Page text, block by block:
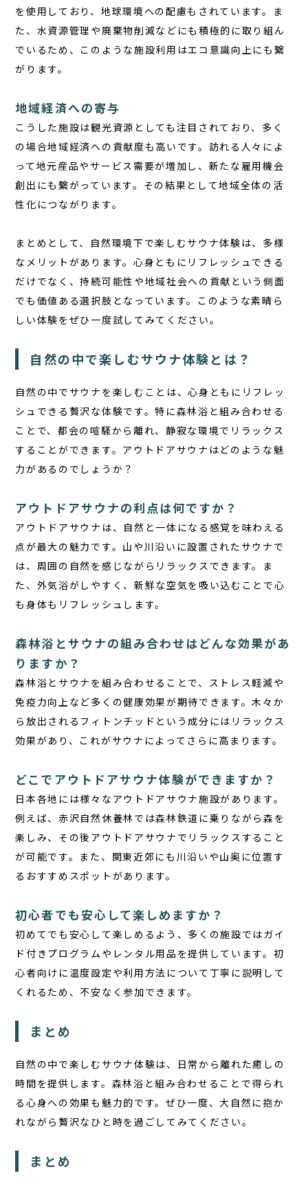
を使用しており、地球環境への配慮もされています。ま
た、水資源管理や廃棄物削減などにも積極的に取り組ん
でいるため、このような施設利用はエコ意識向上にも繋
がります。
地域経済への寄与
こうした施設は観光資源としても注目されており、多く
の場合地域経済への貢献度も高いです。訪れる人々によ
って地元産品やサービス需要が増加し、新たな雇用機会
創出にも繋がっています。その結果として地域全体の活
性化につながります。
まとめとして、自然環境下で楽しむサウナ体験は、多様
なメリットがあります。 心身ともにリフレッシュできる
だけでなく、持続可能性や地域社会への貢献という側面
でも価値ある選択肢となっています。このような素晴ら
しい体験をぜひ一度試してみてください。
自然の中で楽しむサウナ体験とは？
自然の中でサウナを楽しむことは、心身ともにリフレッ
シュできる贅沢な体験です。特に森林浴と組み合わせる
ことで、都会の喧騒から離れ、静寂な環境でリラックス
することができます。アウトドアサウナはどのような魅
力があるのでしょうか？
アウトドアサウナの利点は何ですか？
アウトドアサウナは、自然と一体になる感覚を味わえる
点が最大の魅力です。山や川沿いに設置されたサウナで
は、周囲の自然を感じながらリラックスできます。ま
た、外気浴がしやすく、新鮮な空気を吸い込むことで心
も身体もリフレッシュします。
森林浴とサウナの組み合わせはどんな効果があ
りますか？
森林浴とサウナを組み合わせることで、ストレス軽減や
免疫力向上など多くの健康効果が期待できます。木々か
ら放出されるフィトンチッドという成分にはリラックス
効果があり、これがサウナによってさらに高まります。
どこでアウトドアサウナ体験ができますか？
日本各地には様々なアウトドアサウナ施設があります。
例えば、赤沢自然休養林では森林鉄道に乗りながら森を
楽しみ、その後アウトドアサウナでリラックスすること
が可能です。また、関東近郊にも川沿いや山奥に位置す
るおすすめスポットがあります。
初心者でも安心して楽しめますか？
初めてでも安心して楽しめるよう、多くの施設ではガイ
ド付きプログラムやレンタル用品を提供しています。初
心者向けに温度設定や利用方法について丁寧に説明して
くれるため、不安なく参加できます。
まとめ
自然の中で楽しむサウナ体験は、日常から離れた癒しの
時間を提供します。森林浴と組み合わせることで得られ
る心身への効果も魅力的です。ぜひ一度、大自然に抱か
れながら贅沢なひと時を過ごしてみてください。
まとめ